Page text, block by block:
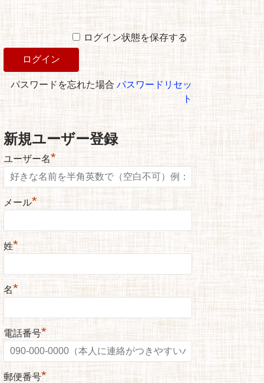
ログイン状態を保存する
パスワードを忘れた場合パスワードリセッ
ト
新規ユーザー登録
ユーザー名*
メール*
姓*
名*
電話番号*
郵便番号*